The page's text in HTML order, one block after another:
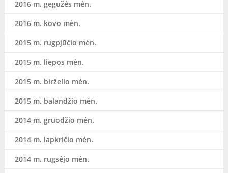
2016 m. gegužės mėn.
2016 m. kovo mėn.
2015 m. rugpjūčio mėn.
2015 m. liepos mėn.
2015 m. birželio mėn.
2015 m. balandžio mėn.
2014 m. gruodžio mėn.
2014 m. lapkričio mėn.
2014 m. rugsėjo mėn.